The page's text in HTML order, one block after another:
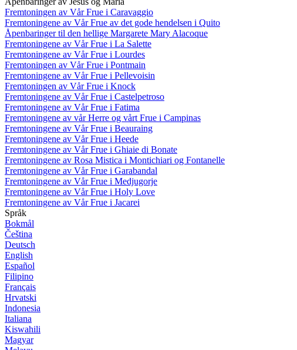
Fremtoningen av Vår Frue i Caravaggio
Fremtoningene av Vår Frue av det gode hendelsen i Quito
Åpenbaringer til den hellige Margarete Mary Alacoque
Fremtoningene av Vår Frue i La Salette
Fremtoningene av Vår Frue i Lourdes
Fremtoningen av Vår Frue i Pontmain
Fremtoningene av Vår Frue i Pellevoisin
Fremtoningen av Vår Frue i Knock
Fremtoningene av Vår Frue i Castelpetroso
Fremtoningene av Vår Frue i Fatima
Fremtoningene av vår Herre og vårt Frue i Campinas
Fremtoningene av Vår Frue i Beauraing
Fremtoningene av Vår Frue i Heede
Fremtoningene av Vår Frue i Ghiaie di Bonate
Fremtoningene av Rosa Mistica i Montichiari og Fontanelle
Fremtoningene av Vår Frue i Garabandal
Fremtoningene av Vår Frue i Medjugorje
Fremtoningene av Vår Frue i Holy Love
Fremtoningene av Vår Frue i Jacarei
Språk
Bokmål
Čeština
Deutsch
English
Español
Filipino
Français
Hrvatski
Indonesia
Italiana
Kiswahili
Magyar